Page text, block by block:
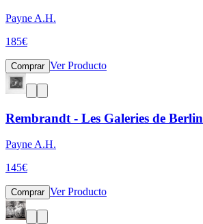
Payne A.H.
185€
Comprar Ver Producto
Rembrandt - Les Galeries de Berlin
Payne A.H.
145€
Comprar Ver Producto